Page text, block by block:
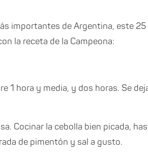
importantes de Argentina, este
la receta de la Campeona:
1 hora y media, y dos horas. Se
Cocinar la cebolla bien picada,
de pimentón y sal a gusto.